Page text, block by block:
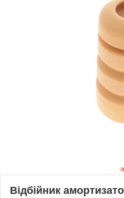
Відбійник